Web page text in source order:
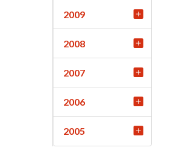
2009
2008
2007
2006
2005